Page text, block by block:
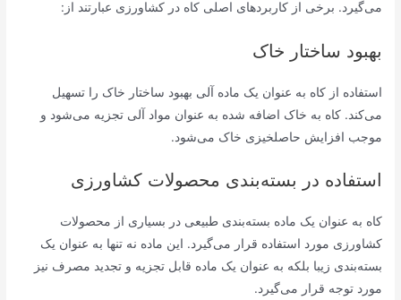
می‌گیرد. برخی از کاربردهای اصلی کاه در کشاورزی عبارتند از:
بهبود ساختار خاک
استفاده از کاه به عنوان یک ماده آلی بهبود ساختار خاک را تسهیل
می‌کند. کاه به خاک اضافه شده به عنوان مواد آلی تجزیه می‌شود و
موجب افزایش حاصلخیزی خاک می‌شود.
استفاده در بسته‌بندی محصولات کشاورزی
کاه به عنوان یک ماده بسته‌بندی طبیعی در بسیاری از محصولات
کشاورزی مورد استفاده قرار می‌گیرد. این ماده نه تنها به عنوان یک
بسته‌بندی زیبا بلکه به عنوان یک ماده قابل تجزیه و تجدید مصرف نیز
مورد توجه قرار می‌گیرد.